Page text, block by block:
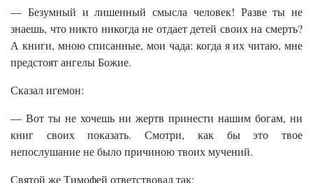
— Безумный и лишенный смысла человек! Разве ты не
знаешь, что никто никогда не отдает детей своих на смерть?
А книги, мною списанные, мои чада: когда я их читаю, мне
предстоят ангелы Божие.
Сказал игемон:
— Вот ты не хочешь ни жертв принести нашим богам, ни
книг своих показать. Смотри, как бы это твое
непослушание не было причиною твоих мучений.
Святой же Тимофей ответствовал так: